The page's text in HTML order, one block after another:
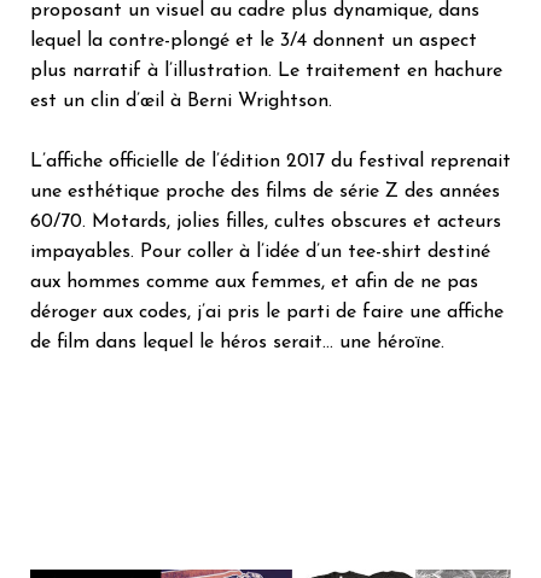
proposant un visuel au cadre plus dynamique, dans
lequel la contre-plongé et le 3/4 donnent un aspect
plus narratif à l’illustration. Le traitement en hachure
est un clin d’œil à Berni Wrightson.
L’affiche officielle de l’édition 2017 du festival reprenait
une esthétique proche des films de série Z des années
60/70. Motards, jolies filles, cultes obscures et acteurs
impayables. Pour coller à l’idée d’un tee-shirt destiné
aux hommes comme aux femmes, et afin de ne pas
déroger aux codes, j’ai pris le parti de faire une affiche
de film dans lequel le héros serait… une héroïne.